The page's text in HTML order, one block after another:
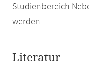
Studienbereich
werden.
Literatur